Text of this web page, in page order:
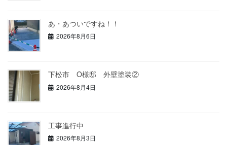
あ・あついですね！！
2026年8月6日
下松市 O様邸 外壁塗装②
2026年8月4日
工事進行中
2026年8月3日